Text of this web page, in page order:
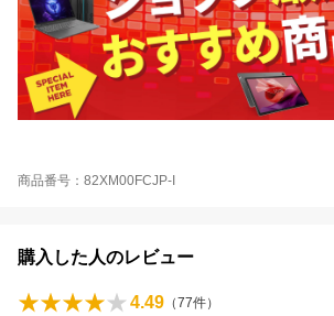
商品番号：82XM00FCJP-I
購入した人のレビュー
4.49 （77件）